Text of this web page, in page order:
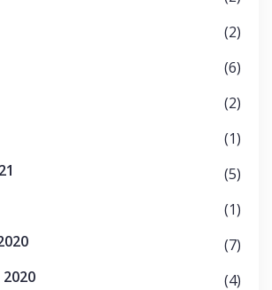
(2)
(6)
(2)
(1)
(5)
(1)
(7)
(4)